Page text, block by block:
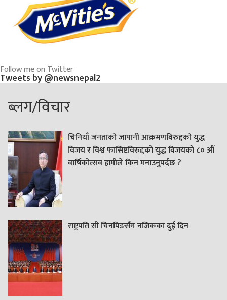
Follow me on Twitter
Tweets by @newsnepal2
ब्लग/विचार
चिनियाँ जनताको जापानी आक्रमणविरुद्दको युद्ध
विजय र विश्व फासिष्टविरुद्दको युद्ध विजयको ८० औं
वार्षिकोत्सव हामीले किन मनाउनुपर्दछ ?
राष्ट्रपति सी चिनपिङसँग नजिकका दुई दिन